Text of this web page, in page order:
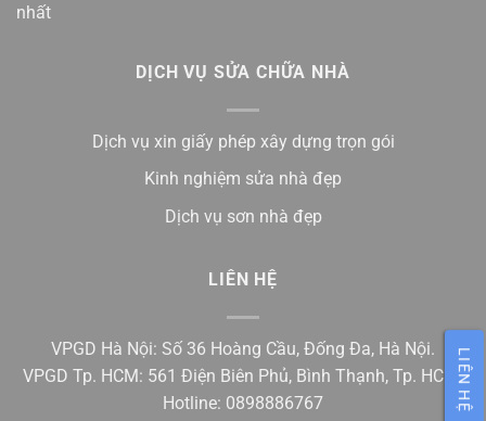
LIÊN HỆ
nhất
DỊCH VỤ SỬA CHỮA NHÀ
Dịch vụ xin giấy phép xây dựng trọn gói
Kinh nghiệm sửa nhà đẹp
Dịch vụ sơn nhà đẹp
LIÊN HỆ
VPGD Hà Nội: Số 36 Hoàng Cầu, Đống Đa, Hà Nội.
VPGD Tp. HCM: 561 Điện Biên Phủ, Bình Thạnh, Tp. HCM.
Hotline: 0898886767